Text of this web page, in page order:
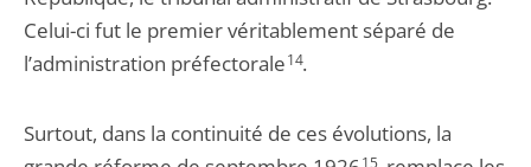
Celui-ci fut le premier véritablement séparé de
l’administration préfectorale14.
Surtout, dans la continuité de ces évolutions, la
15